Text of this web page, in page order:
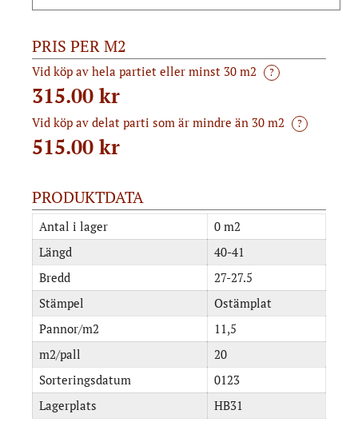
PRIS PER M2
Vid köp av hela partiet eller minst 30 m2 ?
315.00 kr
Vid köp av delat parti som är mindre än 30 m2 ?
515.00 kr
PRODUKTDATA
Antal i lager
0 m2
Längd
40-41
Bredd
27-27.5
Stämpel
Ostämplat
Pannor/m2
11,5
m2/pall
20
Sorteringsdatum
0123
Lagerplats
HB31